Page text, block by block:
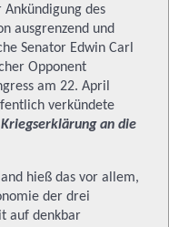
des
ausgrenzend und
Senator Edwin Carl
Opponent
am 22. April
verkündete
an die
hieß das vor allem,
der drei
auf denkbar